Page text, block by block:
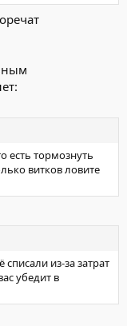
есть тормознуть
витков ловите
из-за затрат
убедит в